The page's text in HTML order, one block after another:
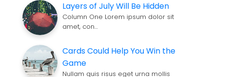
Layers of July Will Be Hidden
Column One Lorem ipsum dolor sit
amet, con…
Cards Could Help You Win the
Game
Nullam quis risus eget urna mollis